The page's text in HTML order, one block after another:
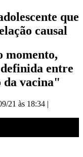
que
causal
momento,
entre
da vacina"
21 às 18:34 |